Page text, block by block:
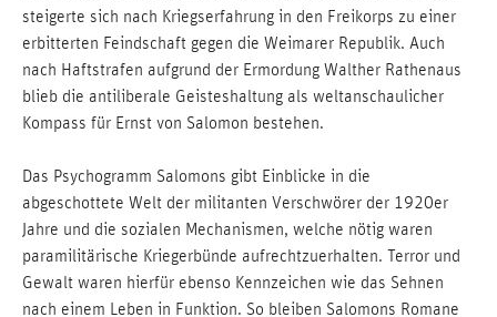
steigerte sich nach Kriegserfahrung in den Freikorps zu einer
erbitterten Feindschaft gegen die Weimarer Republik. Auch
nach Haftstrafen aufgrund der Ermordung Walther Rathenaus
blieb die antiliberale Geisteshaltung als weltanschaulicher
Kompass für Ernst von Salomon bestehen.
Das Psychogramm Salomons gibt Einblicke in die
abgeschottete Welt der militanten Verschwörer der 1920er
Jahre und die sozialen Mechanismen, welche nötig waren
paramilitärische Kriegerbünde aufrechtzuerhalten. Terror und
Gewalt waren hierfür ebenso Kennzeichen wie das Sehnen
nach einem Leben in Funktion. So bleiben Salomons Romane